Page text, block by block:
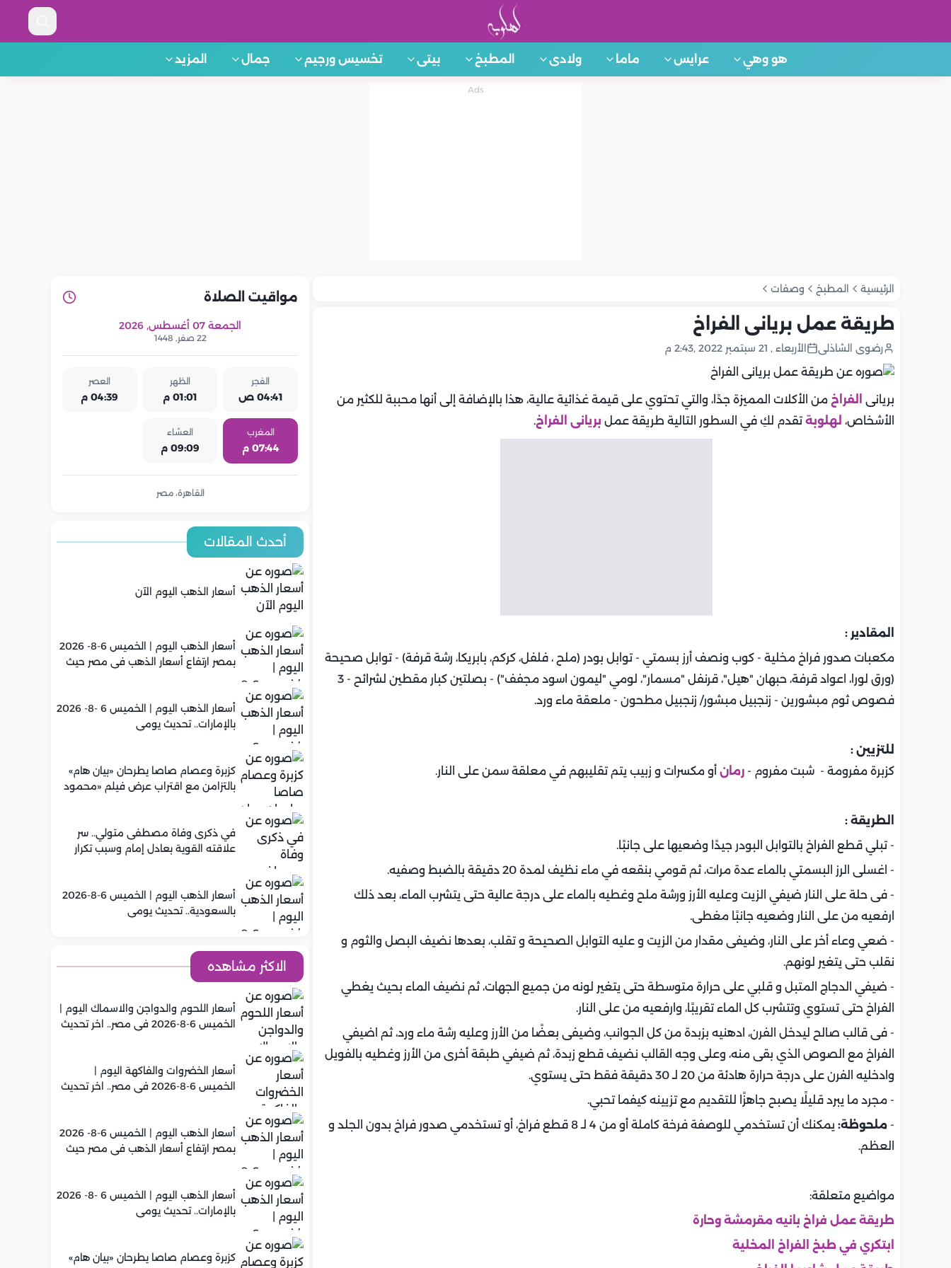
هو وهي عرايس ماما ولادى المطبخ بيتى تخسيس ورجيم جمال المزيد
الرئيسية المطبخ وصفات
طريقة عمل بريانى الفراخ
رضوى الشاذلى الأربعاء , 21 سبتمبر 2022 ,2:43 م
بريانى الفراخ من الأكلات المميزة جدًا، والتي تحتوي على قيمة غذائية عالية، هذا بالإضافة إلى أنها محببة للكثير من
الأشخاص، لهلوبة تقدم لكِ في السطور التالية طريقة عمل بريانى الفراخ.
المقادير :
مكعبات صدور فراخ مخلية - كوب ونصف أرز بسمتي - توابل بودر (ملح ، فلفل، كركم، بابريكا، رشة قرفة) - توابل صحيحة
(ورق لورا، اعواد قرفة، حبهان "هيل"، قرنفل "مسمار"، لومي "ليمون اسود مجفف") - بصلتين كبار مقطين لشرائح - 3
فصوص ثوم مبشورين - زنجبيل مبشور/ زنجبيل مطحون - ملعقة ماء ورد.
للتزيين :
كزبرة مفرومة - شبت مفروم - رمان أو مكسرات و زبيب يتم تقليبهم في معلقة سمن على النار.
الطريقة :
- تبلي قطع الفراخ بالتوابل البودر جيدًا وضعيها على جانبًا.
- اغسلى الرز البسمتي بالماء عدة مرات، ثم قومي بنقعه في ماء نظيف لمدة 20 دقيقة بالضبط وصفيه.
- فى حلة على النار ضيفي الزيت وعليه الأرز ورشة ملح وغطيه بالماء على درجة عالية حتى يتشرب الماء، بعد ذلك
ارفعيه من على النار وضعيه جانبًا مغطى.
- ضعي وعاء أخر على النار، وضيفى مقدار من الزيت و عليه التوابل الصحيحة و تقلب، بعدها نضيف البصل والثوم و
نقلب حتى يتغير لونهم.
- ضيفي الدجاج المتبل و قلبي على حرارة متوسطة حتى يتغير لونه من جميع الجهات، ثم نضيف الماء بحيث يغطي
الفراخ حتى تستوي وتتشرب كل الماء تقريبًا، وارفعيه من على النار.
- فى قالب صالح ليدخل الفرن، ادهنيه بزبدة من كل الجوانب، وضيفى بعضًا من الأرز وعليه رشة ماء ورد، ثم اضيفي
الفراخ مع الصوص الذي بقى منه، وعلى وجه القالب نضيف قطع زبدة، ثم ضيفي طبقة أخرى من الأرز وغطيه بالفويل
وادخليه الفرن على درجة حرارة هادئة من 20 لـ 30 دقيقة فقط حتى يستوي.
- مجرد ما يبرد قليلًا يصبح جاهزًا للتقديم مع تزيينه كيفما تحبي.
- ملحوظة:
يمكنك أن تستخدمي للوصفة فرخة كاملة أو من 4 لـ 8 قطع فراخ، أو تستخدمي صدور فراخ بدون الجلد و
العظم.
مواضيع متعلقة:
طريقة عمل فراخ بانيه مقرمشة وحارة
ابتكري في طبخ الفراخ المخلية
مواقيت الصلاة
الجمعة 07 أغسطس, 2026
22 صفر, 1448
الفجر
04:41 ص
الظهر
01:01 م
العصر
04:39 م
المغرب
07:44 م
العشاء
09:09 م
القاهرة، مصر
أحدث المقالات
أسعار الذهب اليوم الآن
أسعار الذهب اليوم | الخميس 6-8- 2026
بمصر ارتفاع أسعار الذهب في مصر حيث
أسعار الذهب اليوم | الخميس 6 -8- 2026
بالإمارات.. تحديث يومي
كزبرة وعصام صاصا يطرحان «بيان هام»
بالتزامن مع اقتراب عرض فيلم «محمود
في ذكرى وفاة مصطفى متولي.. سر
علاقته القوية بعادل إمام وسبب تكرار
أسعار الذهب اليوم | الخميس 6-8-2026
بالسعودية.. تحديث يومي
الاكثر مشاهده
أسعار اللحوم والدواجن والاسماك اليوم |
الخميس 6-8-2026 في مصر.. اخر تحديث
أسعار الخضروات والفاكهة اليوم |
الخميس 6-8-2026 في مصر.. اخر تحديث
أسعار الذهب اليوم | الخميس 6-8- 2026
بمصر ارتفاع أسعار الذهب في مصر حيث
أسعار الذهب اليوم | الخميس 6 -8- 2026
بالإمارات.. تحديث يومي
كزبرة وعصام صاصا يطرحان «بيان هام»